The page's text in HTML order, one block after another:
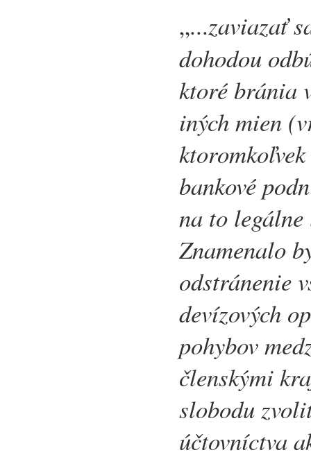
„...zaviazať
dohodou
ktoré bránia
iných mien
bankové
na to legálne
Znamenalo
odstránenie
devízových
pohybov
členskými
slobodu
účtovníctva